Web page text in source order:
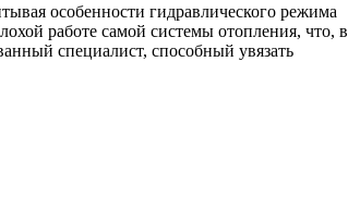
особенности гидравлического режима
работе самой системы отопления, что, в
специалист, способный увязать